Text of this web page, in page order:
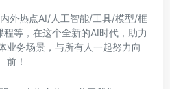
外热点AI/人工智能/工具/模型/框
等，在这个全新的AI时代，助力
业务场景，与所有人一起努力向
前！